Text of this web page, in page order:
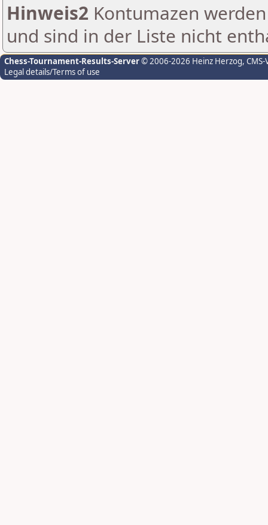
Hinweis2 Kontumazen
und sind in der Liste nicht
Chess-Tournament-Results-Server© 2006-2026 Heinz Herzog,
Legal details/Terms of use